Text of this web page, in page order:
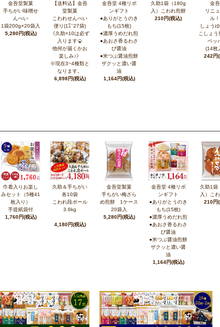
金吾堂製菓
手ちがい味噌せ
んべい
1袋200g×20袋入
5,280円(税込)
【送料込】金吾
堂製菓
こわれせんべい
便り(1㌜27袋)
《久助×10は必ず
入ります🍘
他何が届くかお
楽しみ♪》
※現在3~4種類と
なります。
6,898円(税込)
金吾堂 4種リボ
ンギフト
●ありがとうのき
もち(15枚)
●濃厚うめだれ煎
●あおさ香るわさ
び醤油
●米つぶ醤油煎餅
ザクッと濃い醤
油
1,164円(税込)
久助1袋（180g
入）こわれ煎餅
210円(税込)
金
リニ
ル！
しょう
こしょ
ペッ
(14枚
242円
巾着入りお楽し
みセット（5種41
枚入り）
手提紙袋付
1,760円(税込)
久助＆手ちがい
各10袋
こわれ段ボール
3.6kg
4,180円(税込)
金吾堂製菓
手ちがい梅ざら
め煎餅 1ケース
20袋入
5,280円(税込)
金吾堂 4種リボ
ンギフト
●ありがとうのき
もち(15枚)
●濃厚うめだれ煎
●あおさ香るわさ
び醤油
●米つぶ醤油煎餅
ザクッと濃い醤
油
1,164円(税込)
久助1袋
入）こ
210円